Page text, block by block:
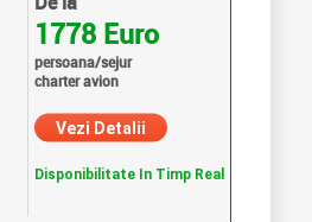
1778 Euro
persoana/sejur
charter avion
Vezi Detalii
Disponibilitate In Timp Real